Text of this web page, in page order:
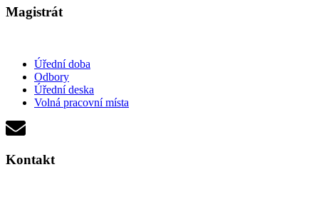
Magistrát
Úřední doba
Odbory
Úřední deska
Volná pracovní místa
Kontakt